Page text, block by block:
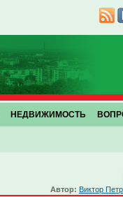
НЕДВИЖИМОСТЬ
Автор: Виктор